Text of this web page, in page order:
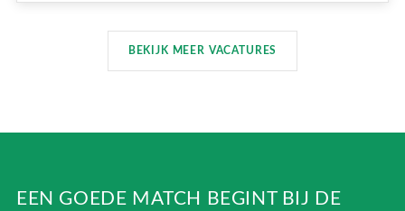
BEKIJK MEER VACATURES
EEN GOEDE MATCH BEGINT BIJ DE